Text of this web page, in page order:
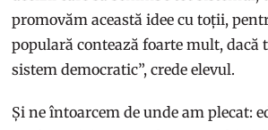
promovăm această idee cu toții,
populară contează foarte mult, dacă
sistem democratic”, crede elevul.
Și ne întoarcem de unde am plecat: